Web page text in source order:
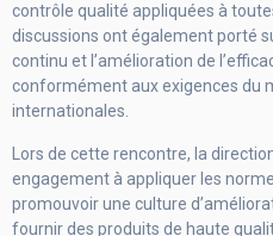
contrôle qualité appliquées à
discussions ont également porté
continu et l’amélioration de
conformément aux exigences du
internationales.
Lors de cette rencontre, la
engagement à appliquer les
promouvoir une culture
fournir des produits de haute